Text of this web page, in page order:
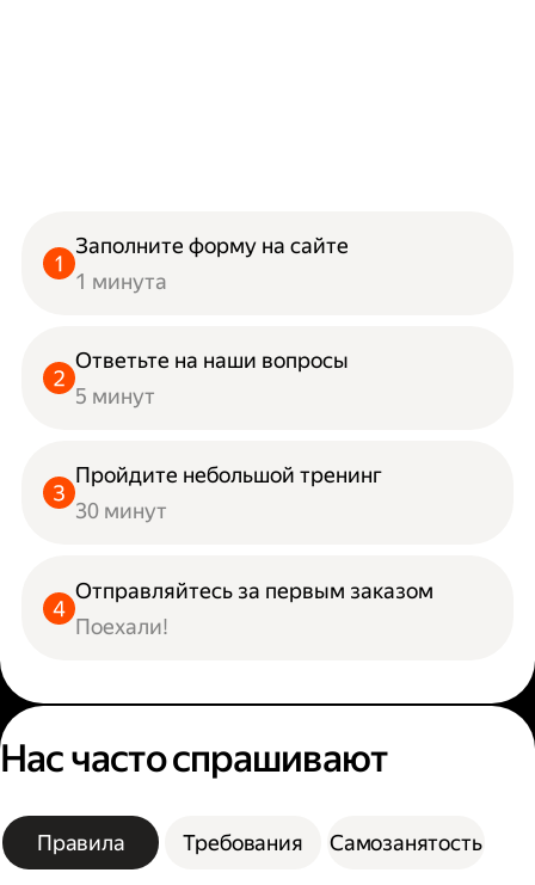
Заполните форму на сайте
1 минута
Ответьте на наши вопросы
5 минут
Пройдите небольшой тренинг
30 минут
Отправляйтесь за первым заказом
Поехали!
Нас часто спрашивают
Правила Требования Самозанятость